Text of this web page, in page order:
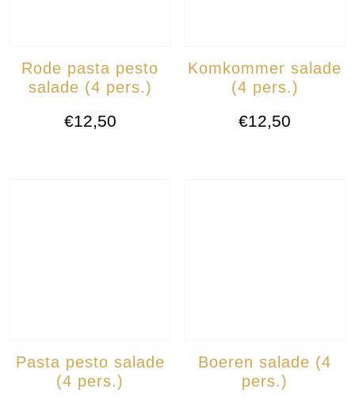
Rode pasta pesto
salade (4 pers.)
€12,50
Komkommer salade
(4 pers.)
€12,50
Pasta pesto salade
(4 pers.)
Boeren salade (4
pers.)